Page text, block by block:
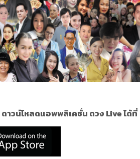
ดาวน์โหลดแอพพลิเคชั่น ดวง Live ได้ที่